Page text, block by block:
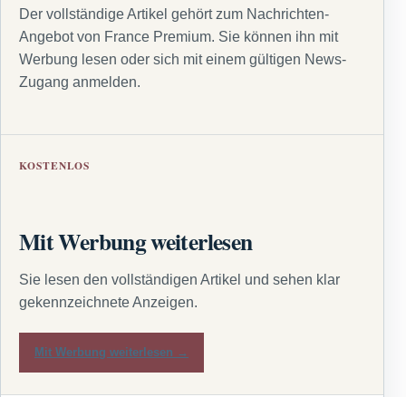
Der vollständige Artikel gehört zum Nachrichten-
Angebot von France Premium. Sie können ihn mit
Werbung lesen oder sich mit einem gültigen News-
Zugang anmelden.
KOSTENLOS
Mit Werbung weiterlesen
Sie lesen den vollständigen Artikel und sehen klar
gekennzeichnete Anzeigen.
Mit Werbung weiterlesen →